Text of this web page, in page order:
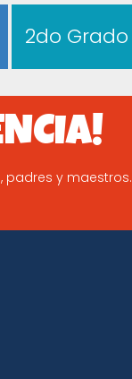
2do Grado
padres y maestros.